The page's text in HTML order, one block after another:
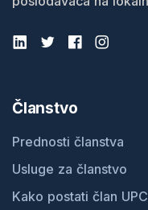
Članstvo
Prednosti članstva
Usluge za članstvo
Kako postati član